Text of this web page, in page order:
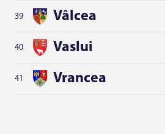
39 Vâlcea
40 Vaslui
41 Vrancea